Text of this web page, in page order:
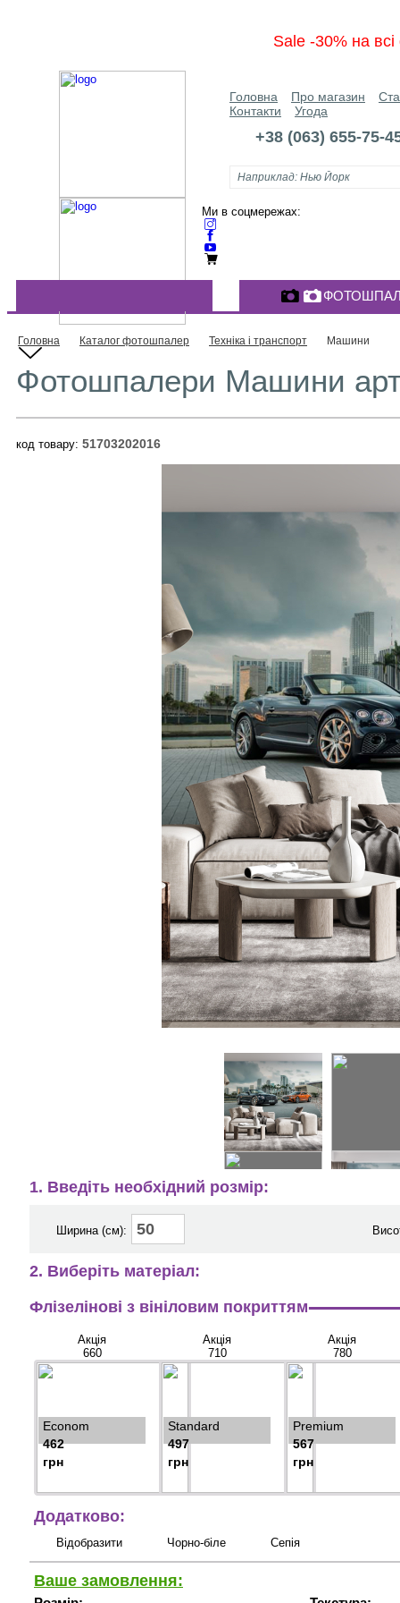
Sale -30% на
Головна Про магазин
Контакти
Угода
+38 (063) 655-75-
Ми в соцмережах:
КАТАЛОГ ФОТОШПАЛЕР
Головна Каталог фотошпалер Техніка і транспорт Машини
Фотошпалери Машини
код товару: 51703202016
1. Введіть необхідний розмір:
Ширина (см):
2. Виберіть матеріал:
Флізелінові з вініловим покриттям
Акція
660
Econom
462
грн
Акція
710
Standard
497
грн
Акція
780
Premium
567
грн
Додатково:
Відобразити Чорно-біле Сепія
Ваше замовлення: